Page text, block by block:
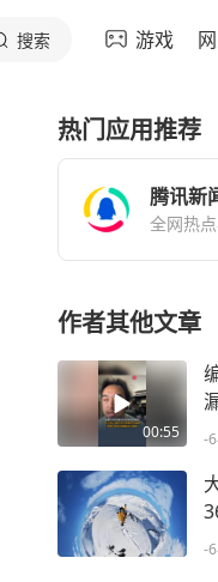
搜索 游戏
热门应用推荐
腾讯新
全网热
作者其他文章
00:55 -
-